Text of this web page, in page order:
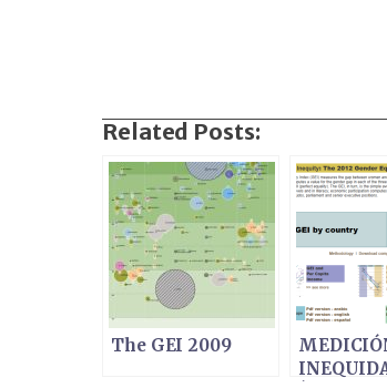
Related Posts:
The GEI 2009